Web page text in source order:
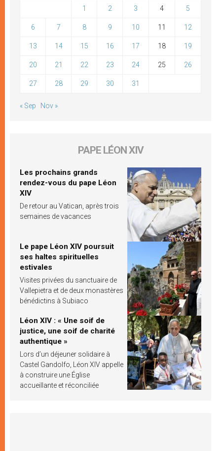
1 2 3 4 5
6 7 8 9 10 11 12
13 14 15 16 17 18 19
20 21 22 23 24 25 26
27 28 29 30 31
« Sep Nov »
PAPE LÉON XIV
Les prochains grands
rendez-vous du pape Léon
XIV
De retour au Vatican, après trois
semaines de vacances
Le pape Léon XIV poursuit
ses haltes spirituelles
estivales
Visites privées du sanctuaire de
Vallepietra et de deux monastères
bénédictins à Subiaco
Léon XIV : « Une soif de
justice, une soif de charité
authentique »
Lors d’un déjeuner solidaire à
Castel Gandolfo, Léon XIV appelle
à construire une Église
accueillante et réconciliée